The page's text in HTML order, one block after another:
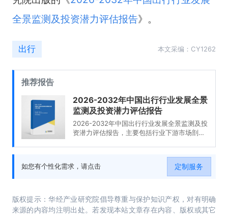
全景监测及投资潜力评估报告》。
出行 本文采编：CY1262
推荐报告
2026-2032年中国出行行业发展全景
监测及投资潜力评估报告
2026-2032年中国出行行业发展全景监测及投
资潜力评估报告，主要包括行业下游市场剖
如您有个性化需求，请点击
定制服务
版权提示：华经产业研究院倡导尊重与保护知识产权，对有明确
来源的内容均注明出处。若发现本站文章存在内容、版权或其它